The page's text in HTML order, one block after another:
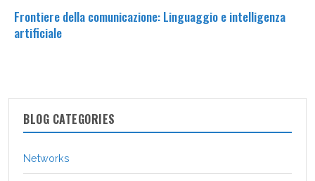
Frontiere della comunicazione: Linguaggio e intelligenza
artificiale
BLOG CATEGORIES
Networks